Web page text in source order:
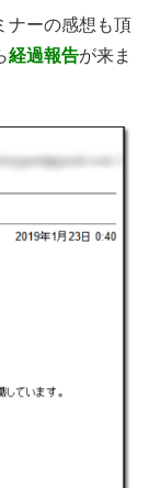
ナーの感想も頂
経過報告が来ま